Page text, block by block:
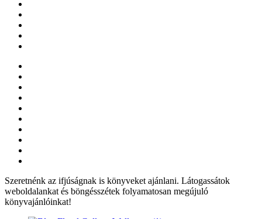
Szeretnénk az ifjúságnak is könyveket ajánlani. Látogassátok
weboldalankat és böngésszétek folyamatosan megújuló
könyvajánlóinkat!